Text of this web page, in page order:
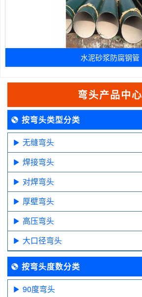
水泥砂浆防腐钢管
弯头产品中心
按弯头类型分类
无缝弯头
焊接弯头
对焊弯头
厚壁弯头
高压弯头
大口径弯头
按弯头度数分类
90度弯头